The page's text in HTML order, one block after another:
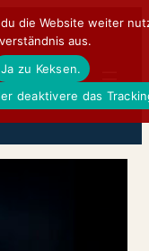
die Website weiter
aus.
Ja zu Keksen.
deaktivere das